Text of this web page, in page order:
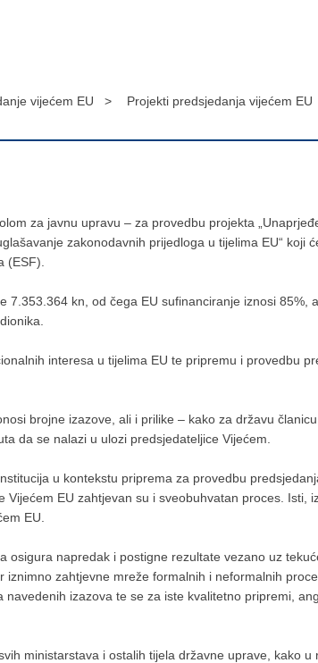
vijećem EU > Projekti predsjedanja vijećem
za javnu upravu – za provedbu projekta
zakonodavnih prijedloga u tijelima EU“ koji
(ESF).
kn, od čega EU sufinanciranje iznosi 85%,
interesa u tijelima EU te pripremu i provedbu
brojne izazove, ali i prilike – kako za državu
da se nalazi u ulozi predsjedateljice Vijećem.
u kontekstu priprema za provedbu
EU zahtjevan su i sveobuhvatan proces. Isti,
EU.
napredak i postigne rezultate vezano uz
zahtjevne mreže formalnih i neformalnih
izazova te se za iste kvalitetno pripremi,
ministarstava i ostalih tijela državne uprave, kako